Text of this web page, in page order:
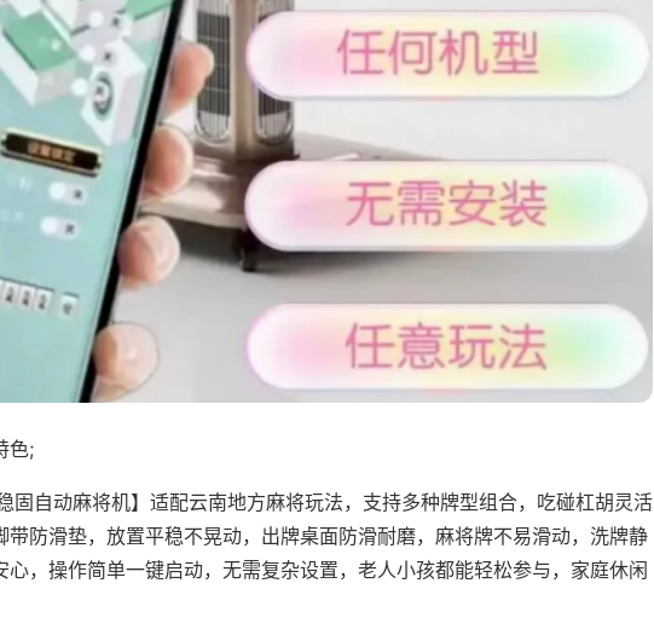
色;
稳固自动麻将机】适配云南地方麻将玩法，支持多种牌型组合，吃碰杠胡灵活
带防滑垫，放置平稳不晃动，出牌桌面防滑耐磨，麻将牌不易滑动，洗牌静
心，操作简单一键启动，无需复杂设置，老人小孩都能轻松参与，家庭休闲